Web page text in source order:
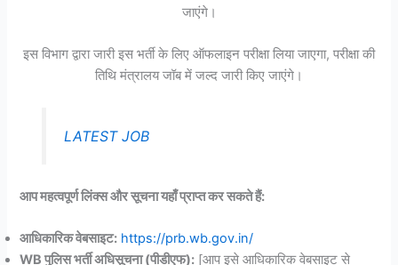
जाएंगे।
इस विभाग द्वारा जारी इस भर्ती के लिए ऑफलाइन परीक्षा लिया जाएगा, परीक्षा की
तिथि मंत्रालय जॉब में जल्द जारी किए जाएंगे।
LATEST JOB
आप महत्वपूर्ण लिंक्स और सूचना यहाँ प्राप्त कर सकते हैं:
आधिकारिक वेबसाइट: https://prb.wb.gov.in/
WB पुलिस भर्ती अधिसूचना (पीडीएफ): [आप इसे आधिकारिक वेबसाइट से